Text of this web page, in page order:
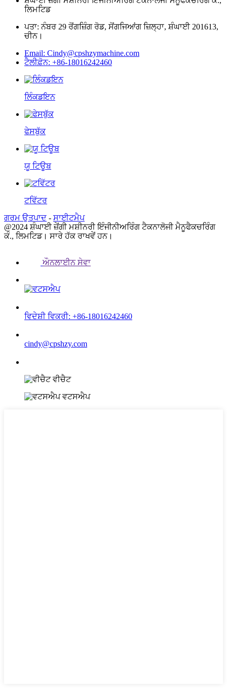
ਲਿਮਟਿਡ
ਪਤਾ: ਨੰਬਰ 29 ਰੋਂਗਜ਼ਿੰਗ ਰੋਡ, ਸੋਂਗਜਿਆਂਗ ਜ਼ਿਲ੍ਹਾ, ਸ਼ੰਘਾਈ 201613,
ਚੀਨ।
Email: Cindy@cpshzymachine.com
ਟੈਲੀਫ਼ੋਨ: +86-18016242460
ਲਿੰਕਡਇਨ
ਫੇਸਬੁੱਕ
ਯੂ ਟਿਊਬ
ਟਵਿੱਟਰ
ਗਰਮ ਉਤਪਾਦ - ਸਾਈਟਮੈਪ
@2024 ਸ਼ੰਘਾਈ ਜ਼ੇਂਗੀ ਮਸ਼ੀਨਰੀ ਇੰਜੀਨੀਅਰਿੰਗ ਟੈਕਨਾਲੋਜੀ ਮੈਨੂਫੈਕਚਰਿੰਗ
ਕੰ., ਲਿਮਟਿਡ। ਸਾਰੇ ਹੱਕ ਰਾਖਵੇਂ ਹਨ।
ਔਨਲਾਈਨ ਸੇਵਾ
ਵਿਦੇਸ਼ੀ ਵਿਕਰੀ: +86-18016242460
cindy@cpshzy.com
ਵੀਚੈਟ
ਵਟਸਐਪ